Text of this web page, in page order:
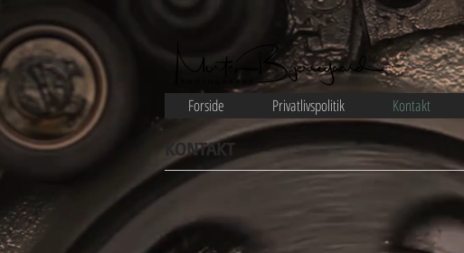
Forside Privatlivspolitik Kontakt
KONTAKT